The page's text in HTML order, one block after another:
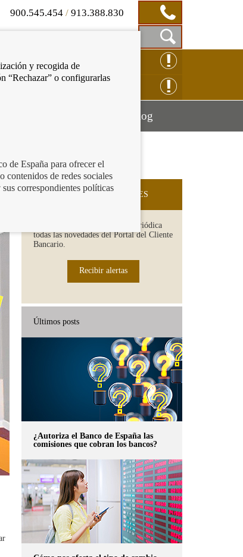
900.545.454 /913.388.830
Mostrar
Caja
de
Búsqueda
ONLINE
BlogMostrar
SUSCRIPCIÓN A NOVEDADES
Recibe en tu email de forma periódica
todas las novedades del Portal del Cliente
Bancario.
Recibir alertas
Últimos posts
¿Autoriza el Banco de España las
comisiones que cobran los bancos?
y recogida de
“Rechazar” o configurarlas
de España para ofrecer el
de redes sociales
correspondientes políticas